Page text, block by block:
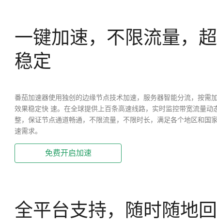
一键加速，不限流量，超
稳定
番茄加速器使用独创的边缘节点技术加速，服务器智能分流，按需
效果稳定快 速。在全球提供上百条高速线路，实时监控带宽流量动
整，保证节点通道畅通，不限流量，不限时长，满足各个地区和国
速需求。
免费开启加速
全平台支持，随时随地回